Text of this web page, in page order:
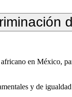
en México,
y de